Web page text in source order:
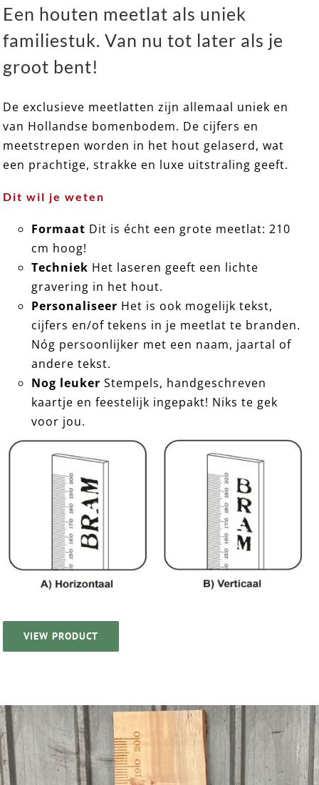
EXCLUSIEF 02 ➸ Houten Meetlat / Groeimeter
Een houten meetlat als uniek
familiestuk. Van nu tot later als je
groot bent!
De exclusieve meetlatten zijn allemaal uniek en
van Hollandse bomenbodem. De cijfers en
meetstrepen worden in het hout gelaserd, wat
een prachtige, strakke en luxe uitstraling geeft.
Dit wil je weten
Formaat Dit is écht een grote meetlat: 210
cm hoog!
Techniek Het laseren geeft een lichte
gravering in het hout.
Personaliseer Het is ook mogelijk tekst,
cijfers en/of tekens in je meetlat te branden.
Nóg persoonlijker met een naam, jaartal of
andere tekst.
Nog leuker Stempels, handgeschreven
kaartje en feestelijk ingepakt! Niks te gek
voor jou.
VIEW PRODUCT